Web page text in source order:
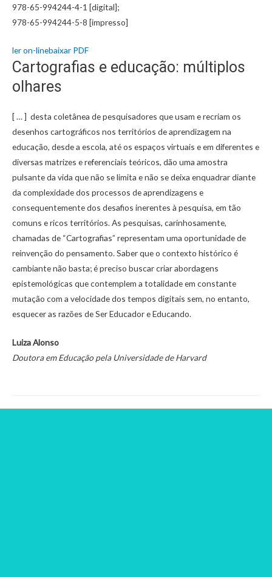
978-65-994244-4-1 [digital];
978-65-994244-5-8 [impresso]
ler on-linebaixar PDF
Cartografias e educação: múltiplos
olhares
[ … ] desta coletânea de pesquisadores que usam e recriam os
desenhos cartográficos nos territórios de aprendizagem na
educação, desde a escola, até os espaços virtuais e em diferentes e
diversas matrizes e referenciais teóricos, dão uma amostra
pulsante da vida que não se limita e não se deixa enquadrar diante
da complexidade dos processos de aprendizagens e
consequentemente dos desafios inerentes à pesquisa, em tão
comuns e ricos territórios. As pesquisas, carinhosamente,
chamadas de “Cartografias” representam uma oportunidade de
reinvenção do pensamento. Saber que o contexto histórico é
cambiante não basta; é preciso buscar criar abordagens
epistemológicas que contemplem a totalidade em constante
mutação com a velocidade dos tempos digitais sem, no entanto,
esquecer as razões de Ser Educador e Educando.
Luiza Alonso
Doutora em Educação pela Universidade de Harvard